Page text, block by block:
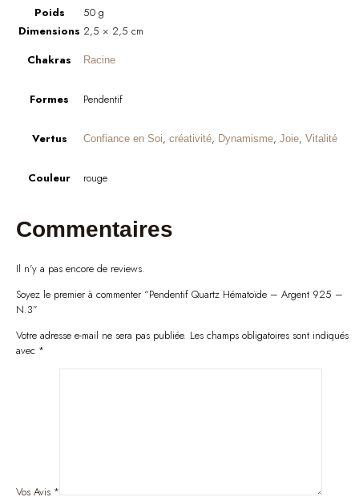
Poids
50 g
Dimensions 2,5 × 2,5 cm
Chakras
Racine
Formes Pendentif
Vertus Confiance en Soi, créativité, Dynamisme, Joie, Vitalité
Couleur rouge
Commentaires
Il n'y a pas encore de reviews.
Soyez le premier à commenter “Pendentif Quartz Hématoïde – Argent 925 –
N.3”
Votre adresse e-mail ne sera pas publiée. Les champs obligatoires sont indiqués
avec *
Vos Avis *